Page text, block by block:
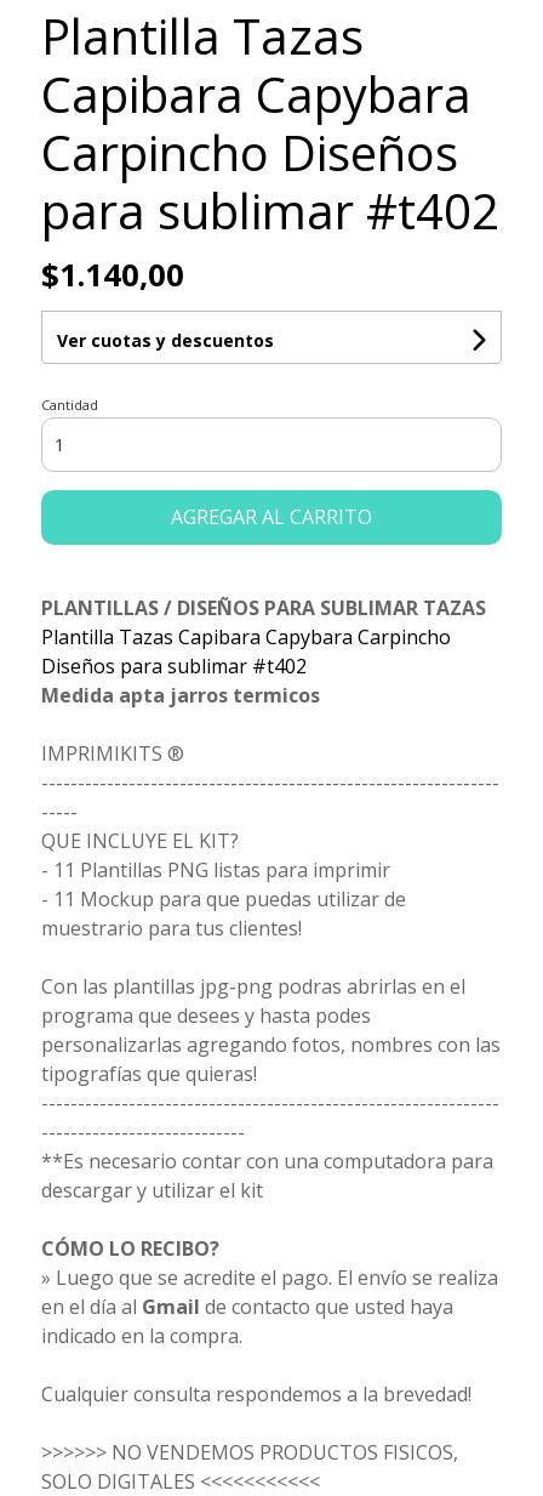
Plantilla Tazas
Capibara Capybara
Carpincho Diseños
para sublimar #t402
$1.140,00
Ver cuotas y descuentos
Cantidad
AGREGAR AL CARRITO
PLANTILLAS / DISEÑOS PARA SUBLIMAR TAZAS
Plantilla Tazas Capibara Capybara Carpincho
Diseños para sublimar #t402
Medida apta jarros termicos
IMPRIMIKITS ®
---------------------------------------------------------------
-----
QUE INCLUYE EL KIT?
- 11 Plantillas PNG listas para imprimir
- 11 Mockup para que puedas utilizar de
muestrario para tus clientes!
Con las plantillas jpg-png podras abrirlas en el
programa que desees y hasta podes
personalizarlas agregando fotos, nombres con las
tipografías que quieras!
---------------------------------------------------------------
----------------------------
**Es necesario contar con una computadora para
descargar y utilizar el kit
CÓMO LO RECIBO?
» Luego que se acredite el pago. El envío se realiza
en el día al Gmail de contacto que usted haya
indicado en la compra.
Cualquier consulta respondemos a la brevedad!
>>>>>> NO VENDEMOS PRODUCTOS FISICOS,
SOLO DIGITALES <<<<<<<<<<<